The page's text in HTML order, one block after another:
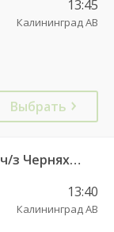
13:45
Калининград АВ
Выбрать
680Э Гусев КДП — Калининград АВ ч/з Черняховск АС
13:40
Калининград АВ